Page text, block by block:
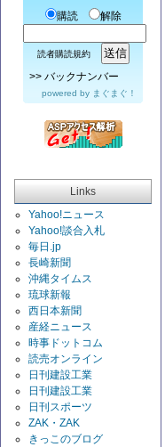
購読
解除
読者購読規約
>> バックナンバー
powered by まぐまぐ！
Links
Yahoo!ニュース
Yahoo!談合入札
毎日.jp
長崎新聞
沖縄タイムス
琉球新報
西日本新聞
産経ニュース
時事ドットコム
読売オンライン
日刊建設工業
日刊建設工業
日刊スポーツ
ZAK・ZAK
きっこのブログ